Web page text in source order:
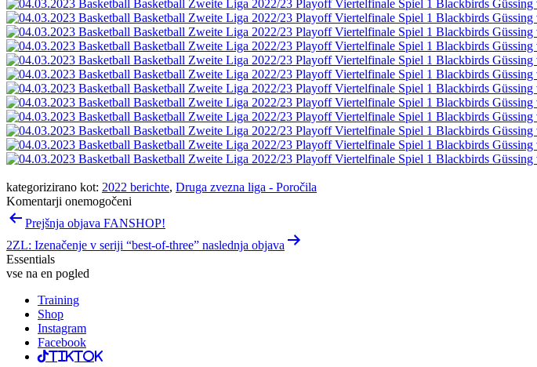
kategorizirano kot: 2022 berichte, Druga zvezna liga - Poročila
Komentarji onemogočeni
Navigacija
prispevka
Prejšnja objava FANSHOP!
2ZL: Izenačenje v seriji “best-of-three” naslednja objava
Essentials
vse na en pogled
Training
Shop
Instagram
Facebook
TikTok